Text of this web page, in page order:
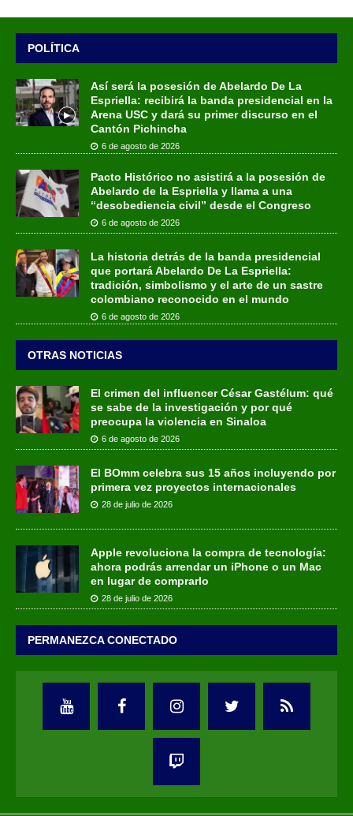
POLÍTICA
Así será la posesión de Abelardo De La
Espriella: recibirá la banda presidencial en la
Arena USC y dará su primer discurso en el
Cantón Pichincha
6 de agosto de 2026
Pacto Histórico no asistirá a la posesión de
Abelardo de la Espriella y llama a una
“desobediencia civil” desde el Congreso
6 de agosto de 2026
La historia detrás de la banda presidencial
que portará Abelardo De La Espriella:
tradición, simbolismo y el arte de un sastre
colombiano reconocido en el mundo
6 de agosto de 2026
OTRAS NOTICIAS
El crimen del influencer César Gastélum: qué
se sabe de la investigación y por qué
preocupa la violencia en Sinaloa
6 de agosto de 2026
El BOmm celebra sus 15 años incluyendo por
primera vez proyectos internacionales
28 de julio de 2026
Apple revoluciona la compra de tecnología:
ahora podrás arrendar un iPhone o un Mac
en lugar de comprarlo
28 de julio de 2026
PERMANEZCA CONECTADO